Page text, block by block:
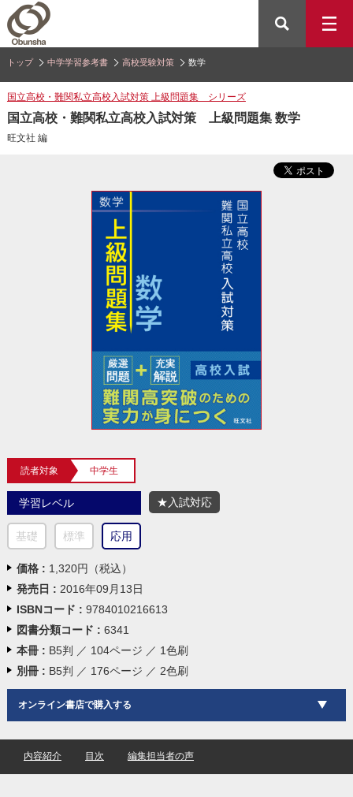
トップ 中学学習参考書 高校受験対策 数学
国立高校・難関私立高校入試対策 上級問題集 シリーズ
国立高校・難関私立高校入試対策 上級問題集 数学
旺文社 編
読者対象 中学生
学習レベル
基礎 標準 応用
★入試対応
価格 : 1,320円（税込）
発売日 : 2016年09月13日
ISBNコード : 9784010216613
図書分類コード : 6341
本冊 : B5判 ／ 104ページ ／ 1色刷
別冊 : B5判 ／ 176ページ ／ 2色刷
オンライン書店で購入する
内容紹介 目次 編集担当者の声